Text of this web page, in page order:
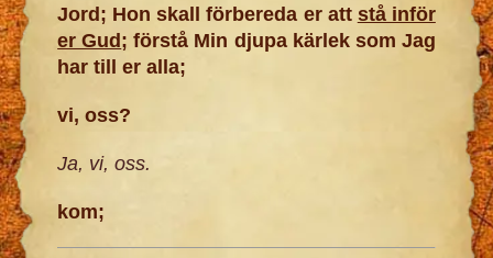
Jord; Hon skall förbereda er att stå inför
er Gud; förstå Min djupa kärlek som Jag
har till er alla;
vi, oss?
Ja, vi, oss.
kom;